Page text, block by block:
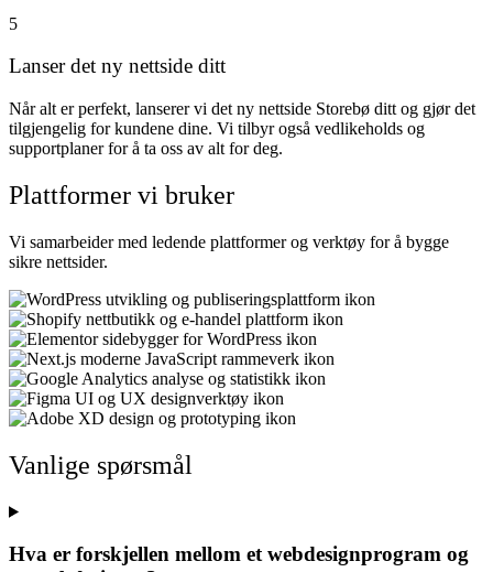
5
Lanser det ny nettside ditt
Når alt er perfekt, lanserer vi det ny nettside Storebø ditt og gjør det
tilgjengelig for kundene dine. Vi tilbyr også vedlikeholds og
supportplaner for å ta oss av alt for deg.
Plattformer vi bruker
Vi samarbeider med ledende plattformer og verktøy for å bygge
sikre nettsider.
Vanlige spørsmål
Hva er forskjellen mellom et webdesignprogram og
Nødvendig
Statistikk
Markedsføring